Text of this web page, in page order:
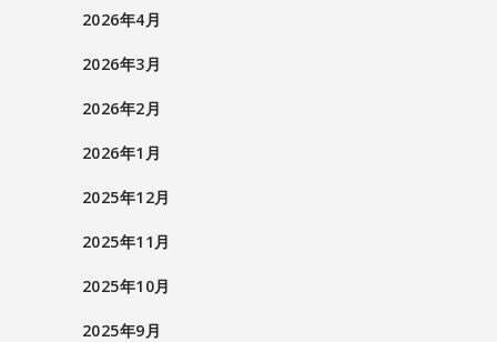
2026年4月
2026年3月
2026年2月
2026年1月
2025年12月
2025年11月
2025年10月
2025年9月